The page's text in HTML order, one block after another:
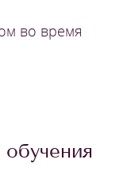
во время